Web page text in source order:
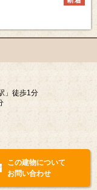
」徒歩1分
この建物について
お問い合わせ